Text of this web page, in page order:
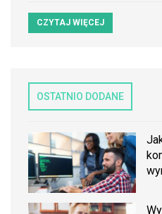
CZYTAJ WIĘCEJ
OSTATNIO DODANE